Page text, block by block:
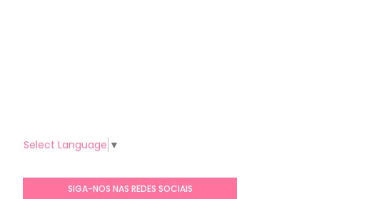
Select Language ▼
SIGA-NOS NAS REDES SOCIAIS